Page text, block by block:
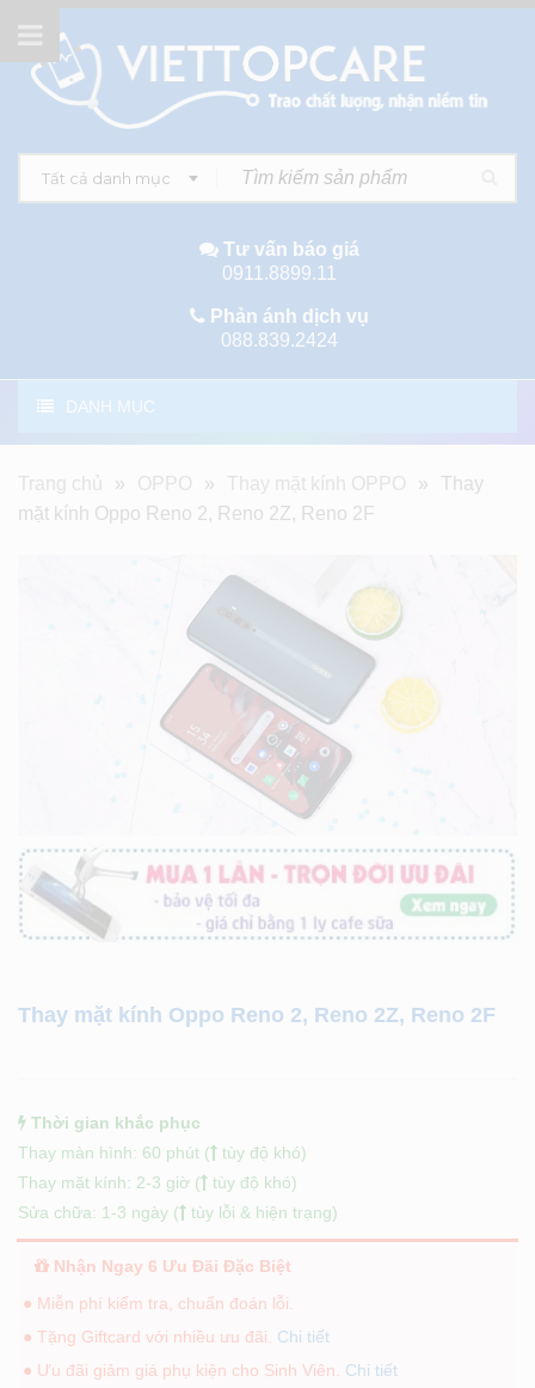
Tất cả danh mục
Tư vấn báo giá
0911.8899.11
Phản ánh dịch vụ
088.839.2424
DANH MỤC
Trang chủ » OPPO » Thay mặt kính OPPO »
Thay
mặt kính Oppo Reno 2, Reno 2Z, Reno 2F
Thay mặt kính Oppo Reno 2, Reno 2Z, Reno 2F
Thời gian khắc phục
Thay màn hình: 60 phút (
tùy độ khó)
Thay mặt kính: 2-3 giờ (
tùy độ khó)
Sửa chữa: 1-3 ngày (
tùy lỗi & hiện trạng)
Nhận Ngay 6 Ưu Đãi Đặc Biệt
● Miễn phí kiểm tra, chuẩn đoán lỗi.
● Tặng Giftcard với nhiều ưu đãi. Chi tiết
● Ưu đãi giảm giá phụ kiện cho Sinh Viên. Chi tiết